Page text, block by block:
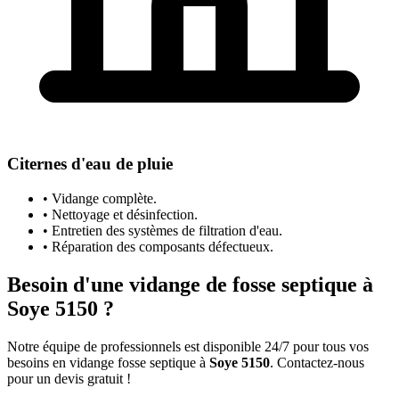
Citernes d'eau de pluie
• Vidange complète.
• Nettoyage et désinfection.
• Entretien des systèmes de filtration d'eau.
• Réparation des composants défectueux.
Besoin d'une vidange de fosse septique à
Soye 5150 ?
Notre équipe de professionnels est disponible 24/7 pour tous vos
besoins en vidange fosse septique à Soye 5150. Contactez-nous
pour un devis gratuit !